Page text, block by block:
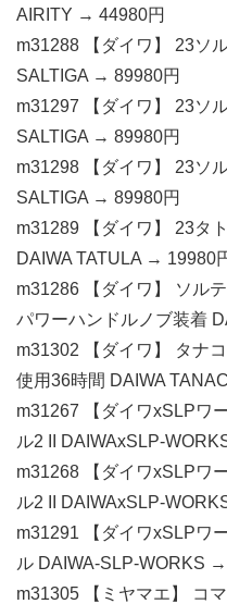
AIRITY → 44980円
m31288 【ダイワ】 23ソ
SALTIGA → 89980円
m31297 【ダイワ】 23ソ
SALTIGA → 89980円
m31298 【ダイワ】 23ソ
SALTIGA → 89980円
m31289 【ダイワ】 23タ
DAIWA TATULA → 19980
m31286 【ダイワ】 ソル
パワーハンドルノブ装着
m31302 【ダイワ】 タナ
使用36時間 DAIWA
m31267 【ダイワxSLPワ
ル2 II DAIWAxSLP-
m31268 【ダイワxSLPワ
ル2 II DAIWAxSLP-
m31291 【ダイワxSLPワ
ル DAIWA-SLP-WORKS
m31305 【ミヤマエ】 コ